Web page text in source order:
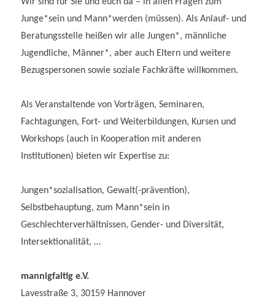
Junge*sein und Mann*werden (müssen). Als Anlauf- und
Beratungsstelle heißen wir alle Jungen*, männliche
Jugendliche, Männer*, aber auch Eltern und weitere
Bezugspersonen sowie soziale Fachkräfte willkommen.
Als Veranstaltende von Vorträgen, Seminaren,
Fachtagungen, Fort- und Weiterbildungen, Kursen und
Workshops (auch in Kooperation mit anderen
Institutionen) bieten wir Expertise zu:
Jungen*sozialisation, Gewalt(-prävention),
Selbstbehauptung, zum Mann*sein in
Geschlechterverhältnissen, Gender- und Diversität,
Intersektionalität, …
mannigfaltig e.V.
Lavesstraße 3, 30159 Hannover